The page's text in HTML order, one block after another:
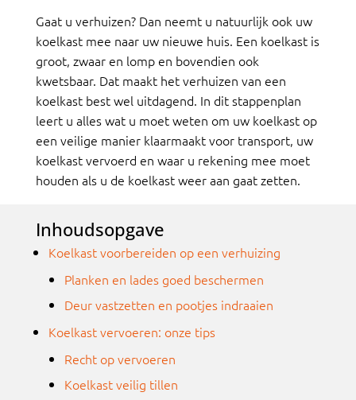
Gaat u verhuizen? Dan neemt u natuurlijk ook uw
koelkast mee naar uw nieuwe huis. Een koelkast is
groot, zwaar en lomp en bovendien ook
kwetsbaar. Dat maakt het verhuizen van een
koelkast best wel uitdagend. In dit stappenplan
leert u alles wat u moet weten om uw koelkast op
een veilige manier klaarmaakt voor transport, uw
koelkast vervoerd en waar u rekening mee moet
houden als u de koelkast weer aan gaat zetten.
Inhoudsopgave
Koelkast voorbereiden op een verhuizing
Planken en lades goed beschermen
Deur vastzetten en pootjes indraaien
Koelkast vervoeren: onze tips
Recht op vervoeren
Koelkast veilig tillen